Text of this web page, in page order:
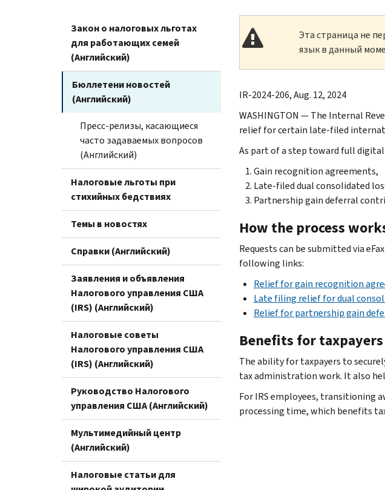
Закон о налоговых льготах
для работающих семей
(Английский)
Бюллетени новостей
(Английский)
Пресс-релизы, касающиеся
часто задаваемых вопросов
(Английский)
Налоговые льготы при
стихийных бедствиях
Темы в новостях
Справки (Английский)
Заявления и объявления
Налогового управления США
(IRS) (Английский)
Налоговые советы
Налогового управления США
(IRS) (Английский)
Руководство Налогового
управления США (Английский)
Мультимедийный центр
(Английский)
Налоговые статьи для
Эта страница не
язык в данный
IR-2024-206, Aug. 12, 2024
WASHINGTON — The Internal
relief for certain late-filed
As part of a step toward full
Gain recognition agreements,
Late-filed dual consolidated
Partnership gain deferral
How the process
Requests can be submitted via
following links:
Relief for gain recognition
Late filing relief for dual
Relief for partnership gain
Benefits for
The ability for taxpayers to
tax administration work. It also
For IRS employees, transitioning
processing time, which benefits